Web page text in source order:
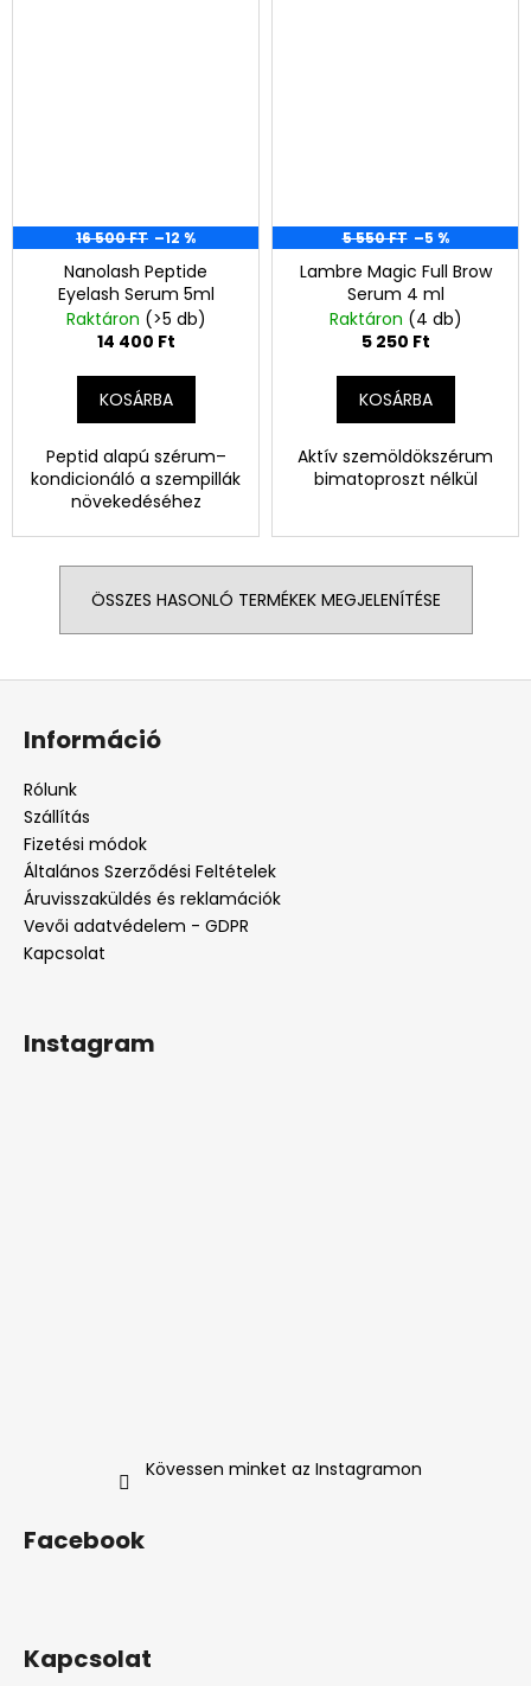
16 500 FT –12 %
Nanolash Peptide
Eyelash Serum 5ml
Raktáron (>5 db)
14 400 Ft
KOSÁRBA
Peptid alapú szérum–
kondicionáló a szempillák
növekedéséhez
5 550 FT –5 %
Lambre Magic Full Brow
Serum 4 ml
Raktáron (4 db)
5 250 Ft
KOSÁRBA
Aktív szemöldökszérum
bimatoproszt nélkül
ÖSSZES HASONLÓ TERMÉKEK MEGJELENÍTÉSE
L
Információ
Rólunk
Szállítás
Fizetési módok
Általános Szerződési Feltételek
Áruvisszaküldés és reklamációk
Vevői adatvédelem - GDPR
Kapcsolat
Instagram
Kövessen minket az Instagramon
Facebook
Kapcsolat